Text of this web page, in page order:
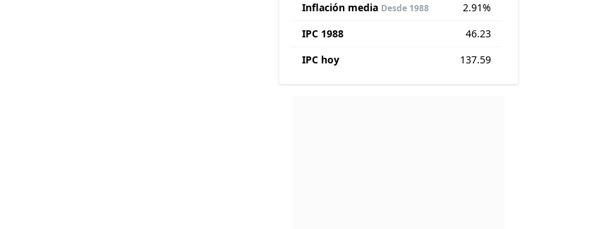
Inflación media Desde 1988
2.91%
IPC 1988
46.23
IPC hoy
137.59